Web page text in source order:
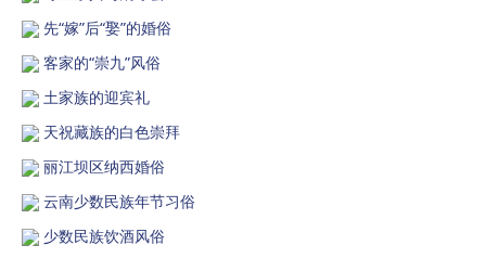
先“嫁”后“娶”的婚俗
客家的“崇九”风俗
土家族的迎宾礼
天祝藏族的白色崇拜
丽江坝区纳西婚俗
云南少数民族年节习俗
少数民族饮酒风俗